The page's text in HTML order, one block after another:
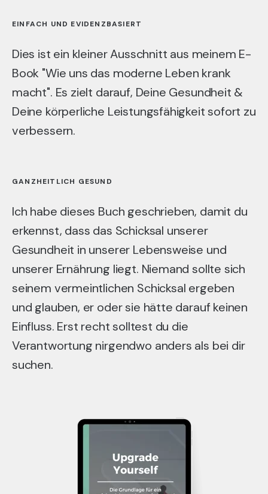
EINFACH UND EVIDENZBASIERT
Dies ist ein kleiner Ausschnitt aus meinem E-
Book "Wie uns das moderne Leben krank
macht". Es zielt darauf, Deine Gesundheit &
Deine körperliche Leistungsfähigkeit sofort zu
verbessern.
GANZHEITLICH GESUND
Ich habe dieses Buch geschrieben, damit du
erkennst, dass das Schicksal unserer
Gesundheit in unserer Lebensweise und
unserer Ernährung liegt. Niemand sollte sich
seinem vermeintlichen Schicksal ergeben
und glauben, er oder sie hätte darauf keinen
Einfluss. Erst recht solltest du die
Verantwortung nirgendwo anders als bei dir
suchen.